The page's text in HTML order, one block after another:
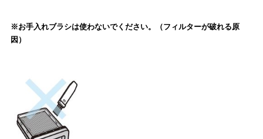
※お手入れブラシは使わないでください。（フィルターが破れる原
因）